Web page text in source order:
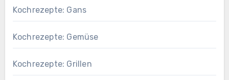
Kochrezepte: Gans
Kochrezepte: Gemüse
Kochrezepte: Grillen